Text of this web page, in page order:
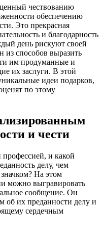
чествованию
обеспечению
Это прекрасная
и благодарность
день рискуют своей
способов выразить
им продуманные и
их заслуги. В этой
идеи подарков,
по этому
и чести
и какой
делу, чем
На этом
можно выгравировать
сообщение. Он
об их преданности делу и
сердечным